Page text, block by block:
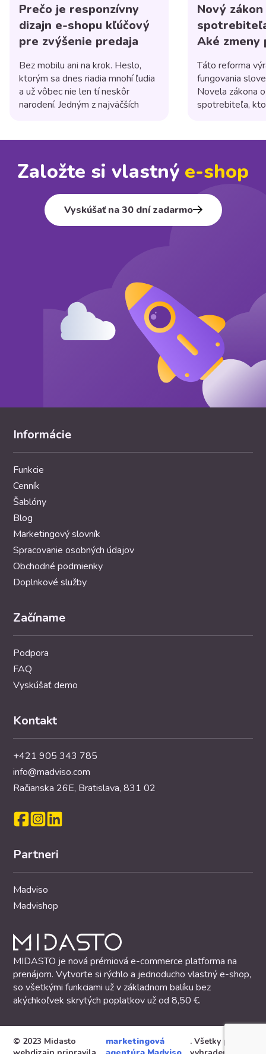
Prečo je responzívny
dizajn e-shopu kľúčový
pre zvýšenie predaja
Bez mobilu ani na krok. Heslo,
ktorým sa dnes riadia mnohí ľudia
a už vôbec nie len tí neskôr
narodení. Jedným z najväčších
nakupovanie online. Podľa
internetových nákupov sa
preto je responzívny dizajn e-
shopu dôležitejší ako kedykoľvek
Nový
Aké zmeny
shopom?
Táto reforma
fungovania
Novela zákona
spotrebiteľa,
majú posilniť
obchodných
tovary alebo
spotrebiteľom
kamenných
prevádzkujete
Založte si vlastný e⁠-⁠shop
Vyskúšať na 30 dní zadarmo
Informácie
Funkcie
Cenník
Šablóny
Blog
Marketingový slovník
Spracovanie osobných údajov
Obchodné podmienky
Doplnkové služby
Začíname
Podpora
FAQ
Vyskúšať demo
Kontakt
+421 905 343 785
info@madviso.com
Račianska 26E, Bratislava, 831 02
Partneri
Madviso
Madvishop
MIDASTO je nová prémiová e-commerce platforma na
prenájom. Vytvorte si rýchlo a jednoducho vlastný e-shop,
so všetkými funkciami už v základnom balíku bez
akýchkoľvek skrytých poplatkov už od 8,50 €.
© 2023 Midasto
marketingová
. Všetky práva